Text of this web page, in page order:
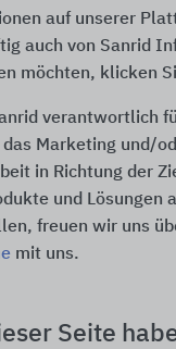
auf unserer
auch von Sanrid
möchten, klicken
verantwortlich
Marketing und/
in Richtung der
und Lösungen
freuen wir uns
mit uns.
Seite